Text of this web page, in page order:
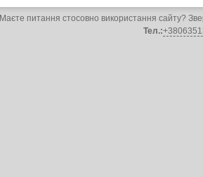
Маєте питання стосовно використання сайту?
Тел.: